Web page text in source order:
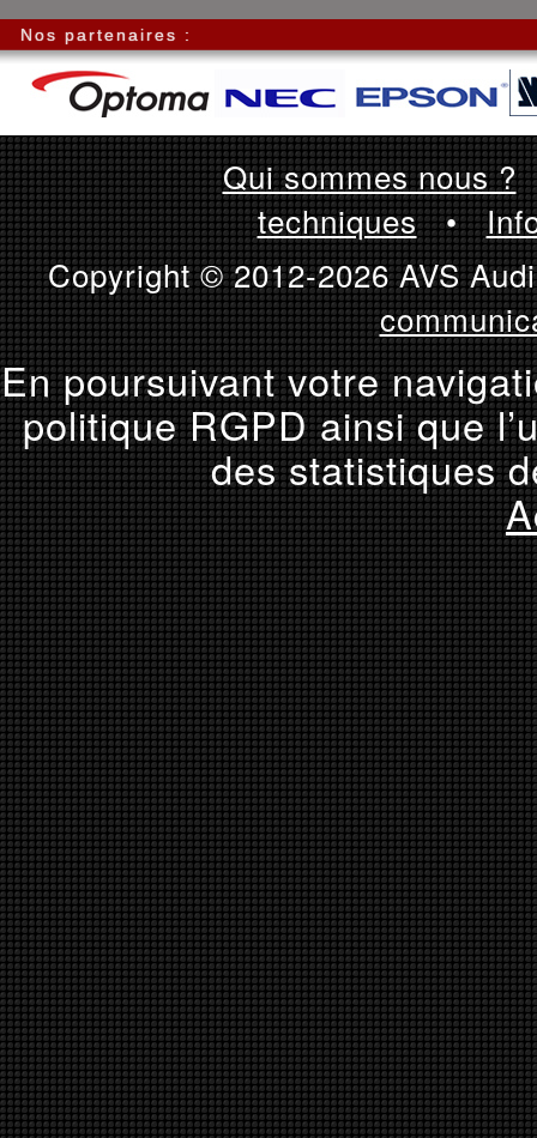
Nos partenaires :
Qui sommes nous ?
techniques•
Copyright © 2012-2026 AVS
En poursuivant votre
politique RGPD ainsi que
des statistiques